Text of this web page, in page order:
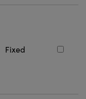
Fixed